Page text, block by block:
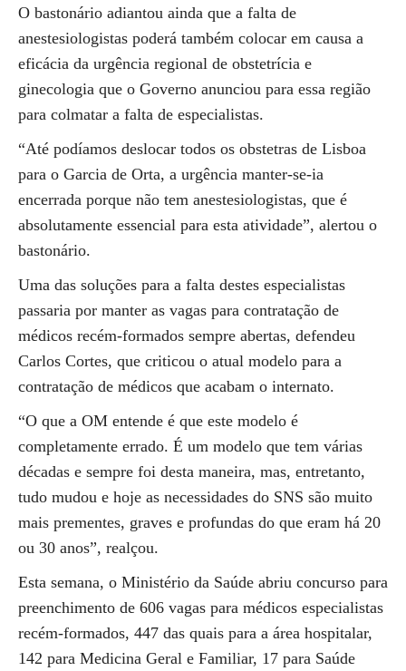
O bastonário adiantou ainda que a falta de
anestesiologistas poderá também colocar em causa a
eficácia da urgência regional de obstetrícia e
ginecologia que o Governo anunciou para essa região
para colmatar a falta de especialistas.
“Até podíamos deslocar todos os obstetras de Lisboa
para o Garcia de Orta, a urgência manter-se-ia
encerrada porque não tem anestesiologistas, que é
absolutamente essencial para esta atividade”, alertou o
bastonário.
Uma das soluções para a falta destes especialistas
passaria por manter as vagas para contratação de
médicos recém-formados sempre abertas, defendeu
Carlos Cortes, que criticou o atual modelo para a
contratação de médicos que acabam o internato.
“O que a OM entende é que este modelo é
completamente errado. É um modelo que tem várias
décadas e sempre foi desta maneira, mas, entretanto,
tudo mudou e hoje as necessidades do SNS são muito
mais prementes, graves e profundas do que eram há 20
ou 30 anos”, realçou.
Esta semana, o Ministério da Saúde abriu concurso para
preenchimento de 606 vagas para médicos especialistas
recém-formados, 447 das quais para a área hospitalar,
142 para Medicina Geral e Familiar, 17 para Saúde